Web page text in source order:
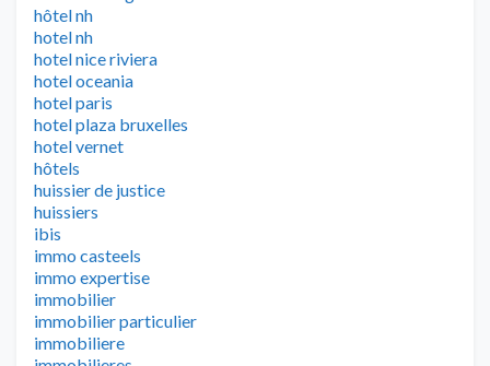
hôtel nh
hotel nh
hotel nice riviera
hotel oceania
hotel paris
hotel plaza bruxelles
hotel vernet
hôtels
huissier de justice
huissiers
ibis
immo casteels
immo expertise
immobilier
immobilier particulier
immobiliere